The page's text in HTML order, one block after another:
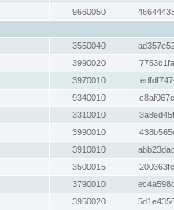
9660050
3550040
3990020
3970010
9340010
3310010
3990010
3910010
3500015
3790010
3950020